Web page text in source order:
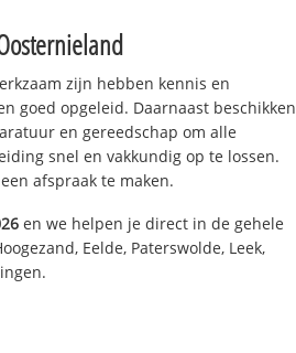
zijn hebben kennis en
goed opgeleid. Daarnaast beschikken
en gereedschap om alle
snel en vakkundig op te lossen.
afspraak te maken.
en we helpen je direct in de gehele
Eelde, Paterswolde, Leek,